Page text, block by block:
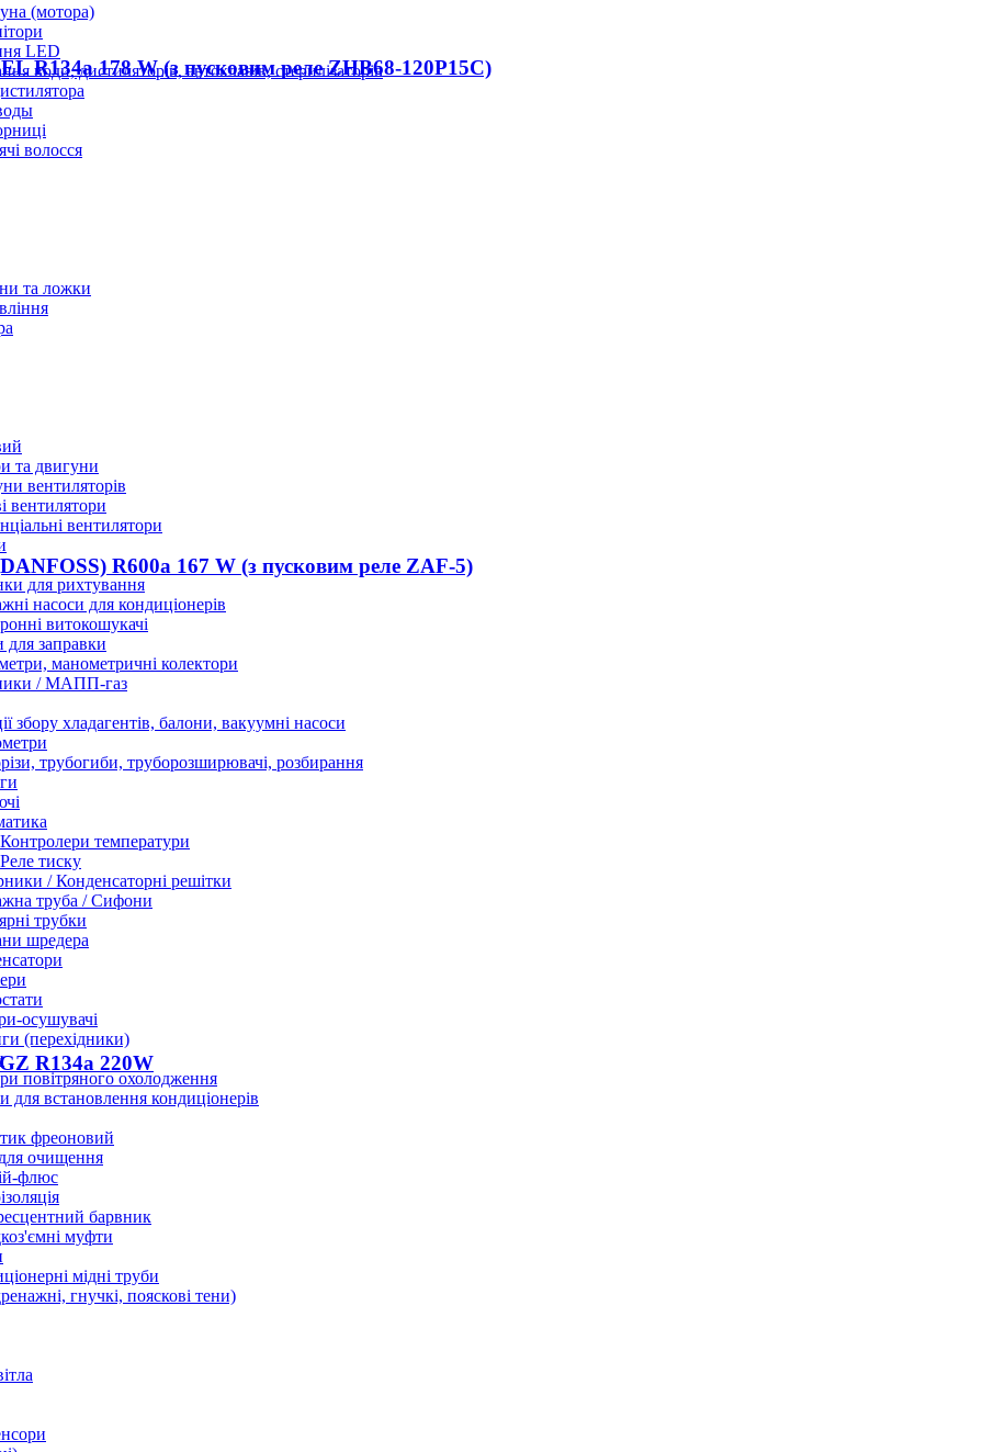
(мотора)
LED
води, дистиляторів, автоклавів, стерилізаторів
волосся
та ложки
та двигуни
вентиляторів
вентилятори
вентилятори
для рихтування
насоси для кондиціонерів
витокошукачі
для заправки
манометричні колектори
/ МАПП-газ
збору хладагентів, балони, вакуумні насоси
трубогиби, труборозширювачі, розбирання
Контролери температури
Реле тиску
/ Конденсаторні решітки
труба / Сифони
трубки
шредера
осушувачі
(перехідники)
повітряного охолодження
встановлення кондиціонерів
фреоновий
очищення
флюс
барвник
муфти
мідні труби
гнучкі, пояскові тени)
R134a 178 W (з пусковим реле ZHB68-120P15C)
R600a 167 W (з пусковим реле ZAF-5)
R134a 220W